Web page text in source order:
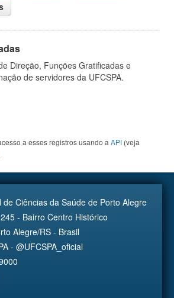
Direção, Funções Gratificadas e
de servidores da UFCSPA.
a esses registros usando a API (veja
Ciências da Saúde de Porto Alegre
- Bairro Centro Histórico
Alegre/RS - Brasil
- @UFCSPA_oficial